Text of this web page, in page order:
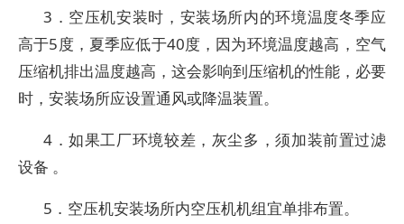
3．空压机安装时，安装场所内的环境温度冬季应
高于5度，夏季应低于40度，因为环境温度越高，空气
压缩机排出温度越高，这会影响到压缩机的性能，必要
时，安装场所应设置通风或降温装置。
4．如果工厂环境较差，灰尘多，须加装前置过滤
设备 。
5．空压机安装场所内空压机机组宜单排布置。